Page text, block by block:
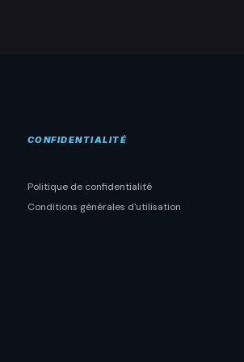
CONFIDENTIALITÉ
Politique de confidentialité
Conditions générales d'utilisation